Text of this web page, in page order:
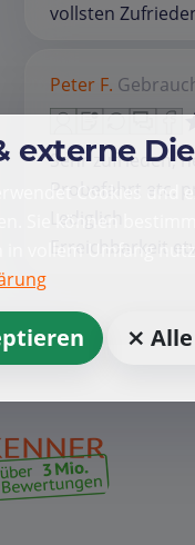
vollsten
Peter F.
Sehr zufrieden,
Probefahrt etc.
Erreichbarkeit
externe
Cookies
Sie können
in vollem Umfang
⨯